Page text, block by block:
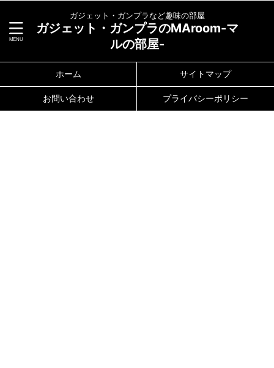
ガジェット・ガンプラなど趣味の部屋
ガジェット・ガンプラのMAroom-マ
ルの部屋-
ホーム サイトマップ
お問い合わせ プライバシーポリシー